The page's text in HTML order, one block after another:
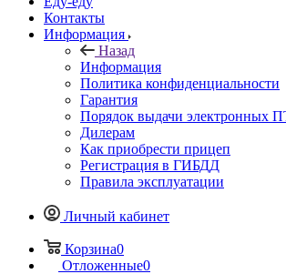
Контакты
Информация
Назад
Информация
Политика конфиденциальности
Гарантия
Порядок выдачи электронных
Дилерам
Как приобрести прицеп
Регистрация в ГИБДД
Правила эксплуатации
Личный кабинет
Корзина0
Отложенные0